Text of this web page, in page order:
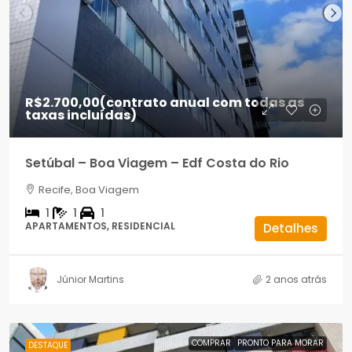
R$2.700,00(contrato anual com todas as
taxas incluídas)
Setúbal – Boa Viagem – Edf Costa do Rio
Recife, Boa Viagem
1 1 1
APARTAMENTOS, RESIDENCIAL Detalhes
Júnior Martins 2 anos atrás
DESTAQUE COMPRAR PRONTO PARA MORAR